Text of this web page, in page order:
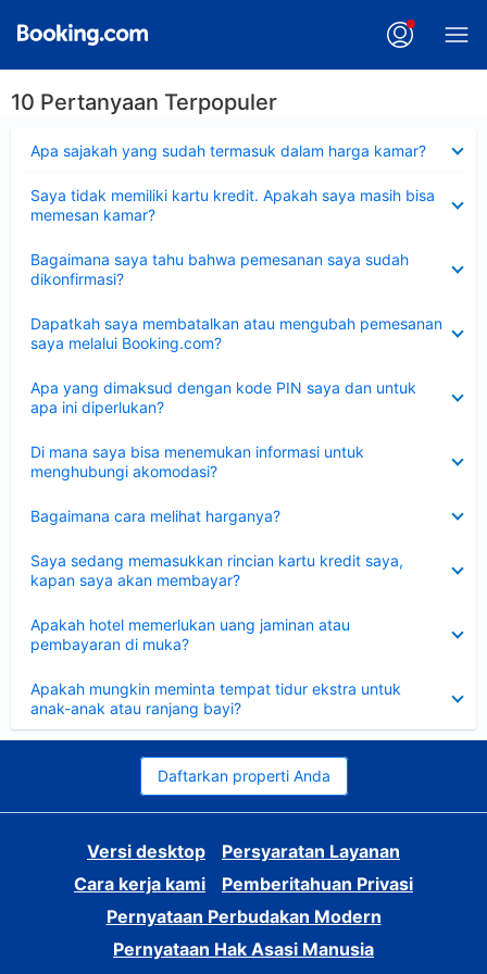
10 Pertanyaan Terpopuler
Apa sajakah yang sudah termasuk dalam harga kamar?
Saya tidak memiliki kartu kredit. Apakah saya masih bisa
memesan kamar?
Bagaimana saya tahu bahwa pemesanan saya sudah
dikonfirmasi?
Dapatkah saya membatalkan atau mengubah pemesanan
saya melalui Booking.com?
Apa yang dimaksud dengan kode PIN saya dan untuk
apa ini diperlukan?
Di mana saya bisa menemukan informasi untuk
menghubungi akomodasi?
Bagaimana cara melihat harganya?
Saya sedang memasukkan rincian kartu kredit saya,
kapan saya akan membayar?
Apakah hotel memerlukan uang jaminan atau
pembayaran di muka?
Apakah mungkin meminta tempat tidur ekstra untuk
anak-anak atau ranjang bayi?
Daftarkan properti Anda
Versi desktop
Persyaratan Layanan
Cara kerja kami
Pemberitahuan Privasi
Pernyataan Perbudakan Modern
Pernyataan Hak Asasi Manusia